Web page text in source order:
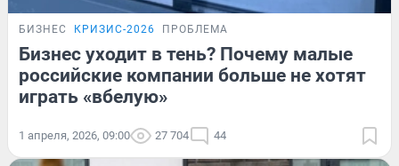
БИЗНЕС КРИЗИС-2026 ПРОБЛЕМА
Бизнес уходит в тень? Почему малые
российские компании больше не хотят
играть «вбелую»
1 апреля, 2026, 09:00 27 704 44